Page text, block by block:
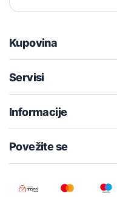
Kupovina
Servisi
Informacije
Povežite se